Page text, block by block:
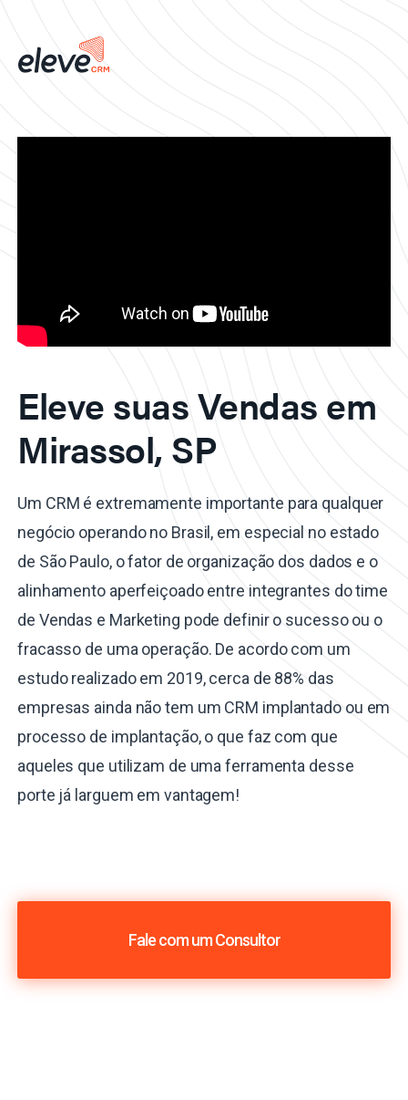
Eleve suas Vendas em
Mirassol, SP
Um CRM é extremamente importante para qualquer
negócio operando no Brasil, em especial no estado
de São Paulo, o fator de organização dos dados e o
alinhamento aperfeiçoado entre integrantes do time
de Vendas e Marketing pode definir o sucesso ou o
fracasso de uma operação. De acordo com um
estudo realizado em 2019, cerca de 88% das
empresas ainda não tem um CRM implantado ou em
processo de implantação, o que faz com que
aqueles que utilizam de uma ferramenta desse
porte já larguem em vantagem!
Fale com um Consultor